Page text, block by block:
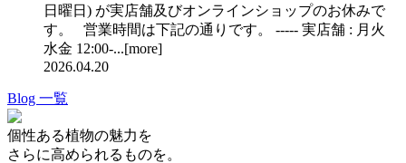
日曜日) が実店舗及びオンラインショップのお休みで
す。 営業時間は下記の通りです。 ----- 実店舗 : 月火
水金 12:00-...[more]
2026.04.20
Blog 一覧
個性ある植物の魅力を
さらに高められるものを。